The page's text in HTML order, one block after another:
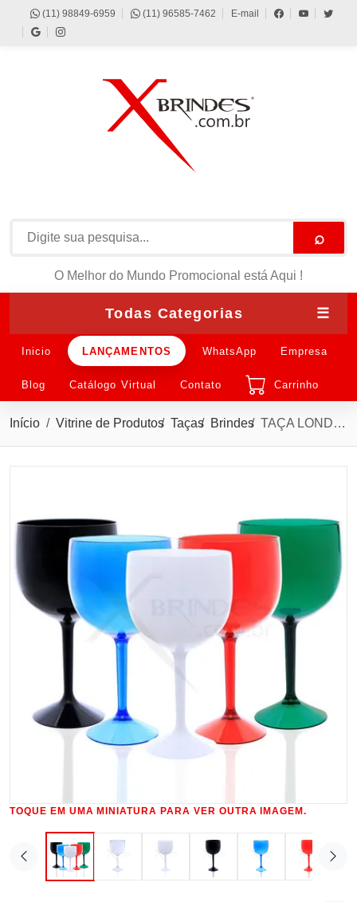
(11) 98849-6959 (11) 96585-7462 E-mail
⌕
O Melhor do Mundo Promocional está Aqui !
Todas Categorias ☰
Inicio LANÇAMENTOS WhatsApp Empresa
Blog Catálogo Virtual Contato Carrinho
Início Vitrine de Produtos Taças Brindes TAÇA LONDON DE POLIETILENO 570 ML
TOQUE EM UMA MINIATURA PARA VER OUTRA IMAGEM.